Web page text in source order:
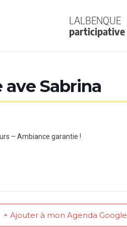
Lalbenque
participative
Sabrina
– Ambiance garantie !
+ Ajouter à mon Agenda Google